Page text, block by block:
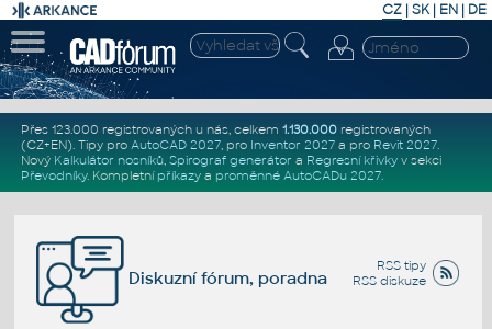
CZ | SK| EN | DE
Přes 123.000 registrovaných u nás, celkem 1.130.000registrovaných
(CZ+EN). Tipy pro AutoCAD 2027, pro Inventor 2027a pro Revit 2027.
Nový Kalkulátor nosníků, Spirograf generátor a Regresní křivkyv sekci
Převodníky. Kompletní příkazya proměnné AutoCADu 2027.
RSS tipy
RSS diskuze
Diskuzní fórum, poradna